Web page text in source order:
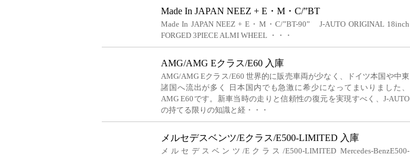
Made In JAPAN NEEZ + E・M・C/”BT
Made In JAPAN NEEZ + E・M・C/”BT-90” J-AUTO ORIGINAL 18inch
FORGED 3PIECE ALMI WHEEL ・・・
AMG/AMG Eクラス/E60 入庫
AMG/AMG Eクラス/E60 世界的に販売車両が少なく、ドイツ本国や中東
諸国へ流出が多く 日本国内でも急激に希少になってまいりました、
AMG E60です。新車当時の走りと信頼性の復元を実現すべく、J-AUTO
の持てる限りの知識と経・・・
メルセデスベンツ/Eクラス/E500-LIMITED 入庫
メルセデスベンツ/Eクラス/E500-LIMITED Mercedes-BenzE500-